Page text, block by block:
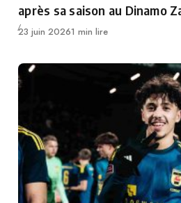
après sa saison au Dinamo
Publié
23 juin 20261 min lire